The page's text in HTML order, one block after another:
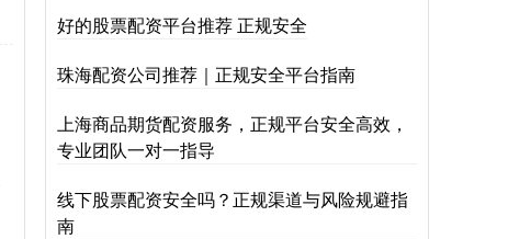
好的股票配资平台推荐 正规安全
珠海配资公司推荐｜正规安全平台指南
上海商品期货配资服务，正规平台安全高效，
专业团队一对一指导
线下股票配资安全吗？正规渠道与风险规避指
南